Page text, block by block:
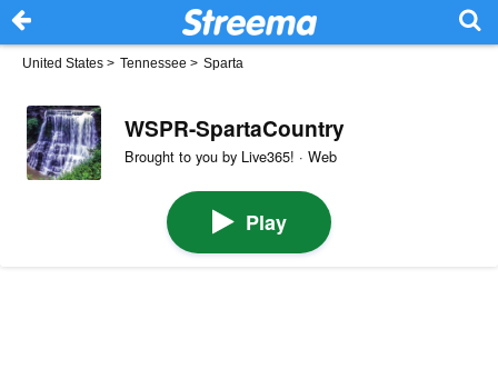
United States > Tennessee > Sparta
WSPR-SpartaCountry
Brought to you by Live365! · Web
Play